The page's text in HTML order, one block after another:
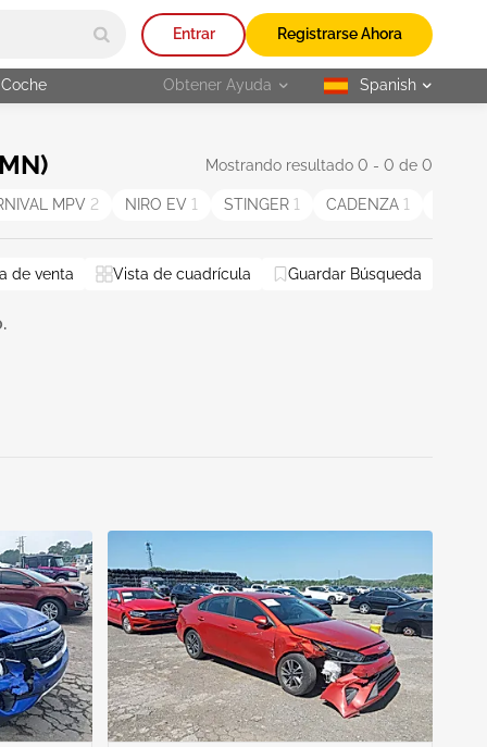
Entrar Registrarse Ahora
Obtener Ayuda selected
Spanish
Mostrando resultado 0 - 0 de 0
MPV 2 NIRO EV 1 STINGER 1 CADENZA 1
de venta Vista de cuadrícula Guardar Búsqueda